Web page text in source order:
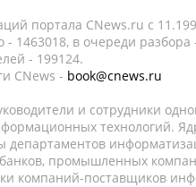
портала CNews.ru c
1463018, в очереди разбора
- 199124.
CNews - book@cnews.ru
и сотрудники
технологий.
департаментов
банков, промышленных
компаний-поставщиков